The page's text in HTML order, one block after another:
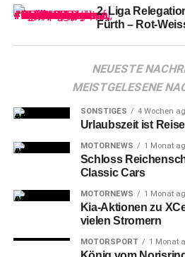
und Autogramme zu ergattern.
2. Liga
Fürth – Rot-
NEUESTE
MEISTGELESENE
SONSTIGES 4 Wochen
Urlaubszeit ist
MOTORNEWS 1 Monat
Schloss
Classic Cars
MOTORNEWS 1 Monat
Kia-Aktionen zu
vielen Stromern
MOTORSPORT 1 Monat